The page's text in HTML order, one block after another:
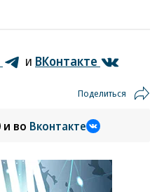
и ВКонтакте
Поделиться
и во Вконтакте